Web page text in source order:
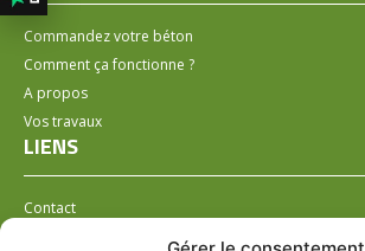
Commandez votre béton
Comment ça fonctionne ?
A propos
Vos travaux
LIENS
Contact